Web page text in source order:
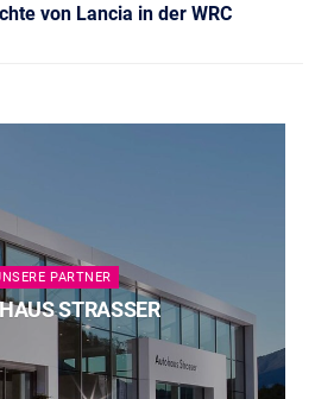
von Lancia in der WRC
PARTNER
STRASSER